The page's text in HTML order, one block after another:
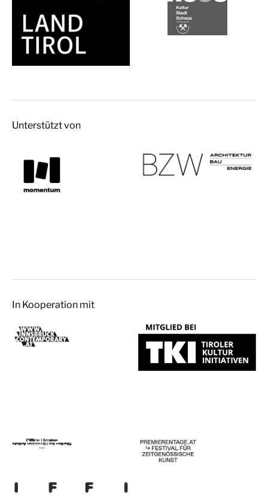
Unterstützt von
In Kooperation mit